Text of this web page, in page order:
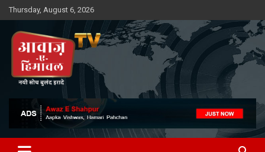
Skip
to
content
Thursday, August 6, 2026
Awaz-E-Shahpur